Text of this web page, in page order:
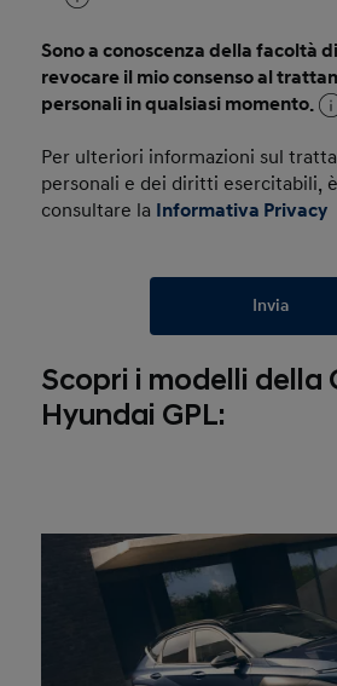
Sono a conoscenza della facoltà
revocare il mio consenso al
personali in qualsiasi momento.
Per ulteriori informazioni sul
personali e dei diritti esercitabili,
consultare la Informativa Privacy
Invia
Scopri i modelli della
Hyundai GPL: